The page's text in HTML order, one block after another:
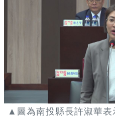
▲圖為南投縣長許淑華表